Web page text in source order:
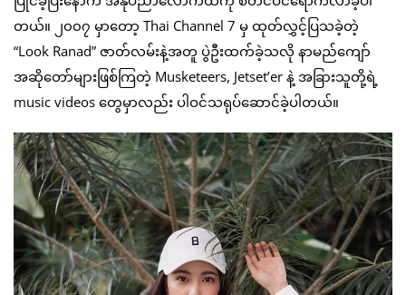
တယ်။ ၂၀၀၇ မှာတော့ Thai Channel 7 မှ ထုတ်လွှင့်ပြသခဲ့တဲ့
“Look Ranad” ဇာတ်လမ်းနဲ့အတူ ပွဲဦးထက်ခဲ့သလို နာမည်ကျော်
အဆိုတော်များဖြစ်ကြတဲ့ Musketeers, Jetset’er နဲ့ အခြားသူတို့ရဲ့
music videos တွေမှာလည်း ပါဝင်သရုပ်ဆောင်ခဲ့ပါတယ်။